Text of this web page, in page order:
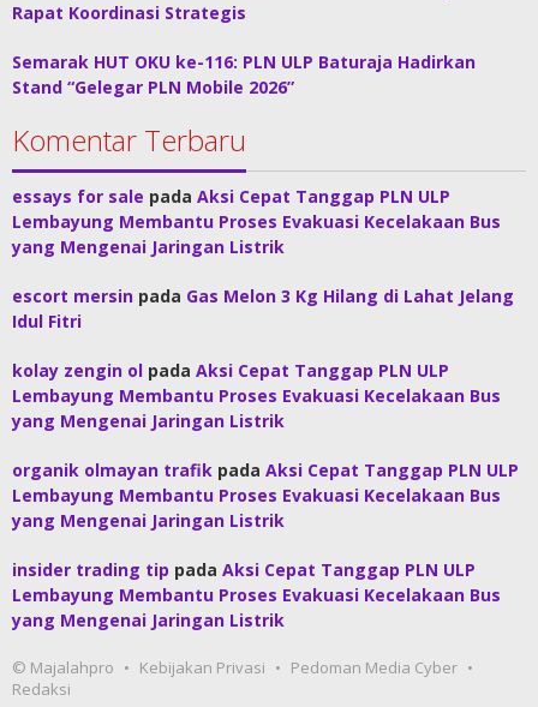
Rapat Koordinasi Strategis
Semarak HUT OKU ke-116: PLN ULP Baturaja Hadirkan
Stand “Gelegar PLN Mobile 2026”
Komentar Terbaru
essays for sale pada Aksi Cepat Tanggap PLN ULP
Lembayung Membantu Proses Evakuasi Kecelakaan Bus
yang Mengenai Jaringan Listrik
escort mersin pada Gas Melon 3 Kg Hilang di Lahat Jelang
Idul Fitri
kolay zengin ol pada Aksi Cepat Tanggap PLN ULP
Lembayung Membantu Proses Evakuasi Kecelakaan Bus
yang Mengenai Jaringan Listrik
organik olmayan trafik pada Aksi Cepat Tanggap PLN ULP
Lembayung Membantu Proses Evakuasi Kecelakaan Bus
yang Mengenai Jaringan Listrik
insider trading tip pada Aksi Cepat Tanggap PLN ULP
Lembayung Membantu Proses Evakuasi Kecelakaan Bus
yang Mengenai Jaringan Listrik
© Majalahpro Kebijakan Privasi
Pedoman Media Cyber
Redaksi